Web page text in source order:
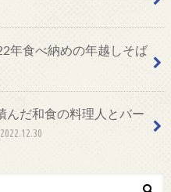
食べ納めの年越しそば
だ和食の料理人とバー
2022.12.30